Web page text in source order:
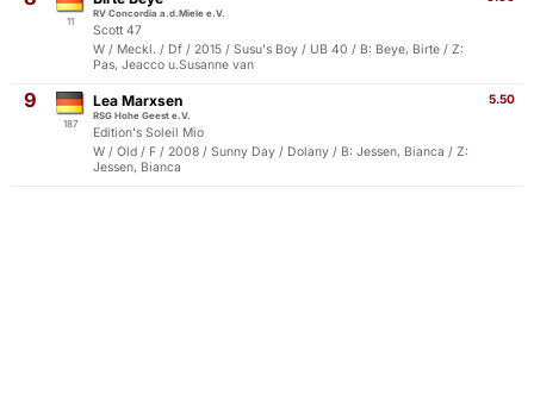
11
RV Concordia a.d.Miele e.V.
Scott 47
W / Meckl. / Df / 2015 / Susu's Boy / UB 40 / B: Beye, Birte / Z:
Pas, Jeacco u.Susanne van
9
187
5.50
Lea Marxsen
RSG Hohe Geest e.V.
Edition's Soleil Mio
W / Old / F / 2008 / Sunny Day / Dolany / B: Jessen, Bianca / Z:
Jessen, Bianca